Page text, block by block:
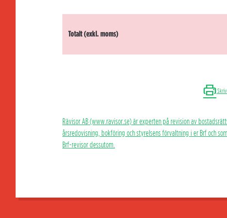
Totalt (exkl. moms)
Rävisor AB (www.ravisor.se) är experten på revision av
årsredovisning, bokföring och styrelsens förvaltning i er Brf och
Brf-revisor dessutom.